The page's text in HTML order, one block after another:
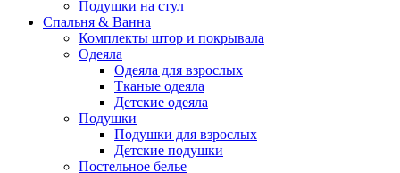
Подушки на стул
Спальня & Ванна
Комплекты штор и покрывала
Одеяла
Одеяла для взрослых
Тканые одеяла
Детские одеяла
Подушки
Подушки для взрослых
Детские подушки
Постельное белье